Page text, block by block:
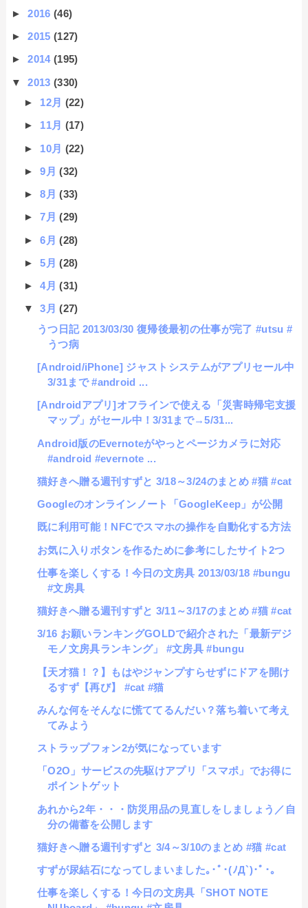
►2016(46)
►2015(127)
►2014(195)
▼2013(330)
► 12月 (22)
► 11月 (17)
► 10月 (22)
►9月(32)
►8月(33)
►7月(29)
►6月(28)
►5月(28)
►4月(31)
▼3月(27)
うつ日記 2013/03/30 復帰後最初の仕事が完了 #utsu #
うつ病
[Android/iPhone] ジャストシステムがアプリセール中
3/31まで #android ...
[Androidアプリ]オフラインで使える「災害時帰宅支援
マップ」がセール中！3/31まで→5/31...
Android版のEvernoteがやっとページカメラに対応
#android #evernote ...
猫好きへ贈る週刊すずと 3/18～3/24のまとめ #猫 #cat
Googleのオンラインノート「GoogleKeep」が公開
既に利用可能！NFCでスマホの操作を自動化する方法
お気に入りボタンを作るために参考にしたサイト2つ
仕事を楽しくする！今日の文房具 2013/03/18 #bungu
#文房具
猫好きへ贈る週刊すずと 3/11～3/17のまとめ #猫 #cat
3/16 お願いランキングGOLDで紹介された「最新デジ
モノ文房具ランキング」 #文房具 #bungu
【天才猫！？】もはやジャンプすらせずにドアを開け
るすず【再び】 #cat #猫
みんな何をそんなに慌ててるんだい？落ち着いて考え
てみよう
ストラップフォン2が気になっています
「O2O」サービスの先駆けアプリ「スマポ」でお得に
ポイントゲット
あれから2年・・・防災用品の見直しをしましょう／自
分の備蓄を公開します
猫好きへ贈る週刊すずと 3/4～3/10のまとめ #猫 #cat
すずが尿結石になってしまいました｡･ﾟ･(ﾉД`)･ﾟ･｡
仕事を楽しくする！今日の文房具「SHOT NOTE